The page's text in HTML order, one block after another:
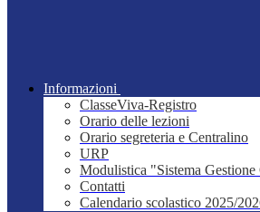
Informazioni
ClasseViva-Registro
Orario delle lezioni
Orario segreteria e Centralino
URP
Modulistica "Sistema Gestione
Contatti
Calendario scolastico 2025/